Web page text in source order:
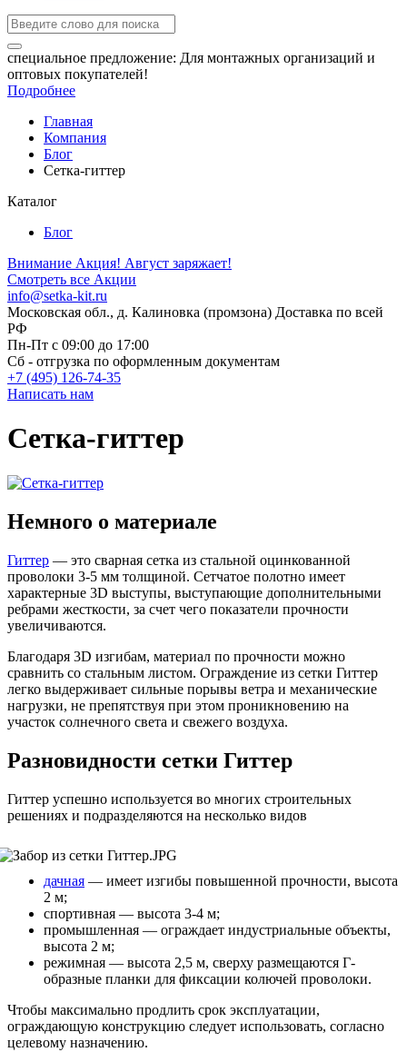
специальное предложение: Для монтажных организаций и
оптовых покупателей!
Подробнее
Главная
Компания
Блог
Сетка-гиттер
Каталог
Блог
Внимание Акция! Август заряжает!
Смотреть все Акции
info@setka-kit.ru
Московская обл., д. Калиновка (промзона) Доставка по всей
РФ
Пн-Пт с 09:00 до 17:00
Сб - отгрузка по оформленным документам
+7 (495) 126-74-35
Написать нам
Сетка-гиттер
Немного о материале
Гиттер — это сварная сетка из стальной оцинкованной
проволоки 3-5 мм толщиной. Сетчатое полотно имеет
характерные 3D выступы, выступающие дополнительными
ребрами жесткости, за счет чего показатели прочности
увеличиваются.
Благодаря 3D изгибам, материал по прочности можно
сравнить со стальным листом. Ограждение из сетки Гиттер
легко выдерживает сильные порывы ветра и механические
нагрузки, не препятствуя при этом проникновению на
участок солнечного света и свежего воздуха.
Разновидности сетки Гиттер
Гиттер успешно используется во многих строительных
решениях и подразделяются на несколько видов
дачная — имеет изгибы повышенной прочности, высота
2 м;
спортивная — высота 3-4 м;
промышленная — ограждает индустриальные объекты,
высота 2 м;
режимная — высота 2,5 м, сверху размещаются Г-
образные планки для фиксации колючей проволоки.
Чтобы максимально продлить срок эксплуатации,
ограждающую конструкцию следует использовать, согласно
целевому назначению.